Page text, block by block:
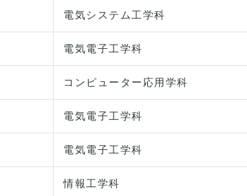
電気システム工学科
電気電子工学科
コンピューター応用学科
電気電子工学科
電気電子工学科
情報工学科